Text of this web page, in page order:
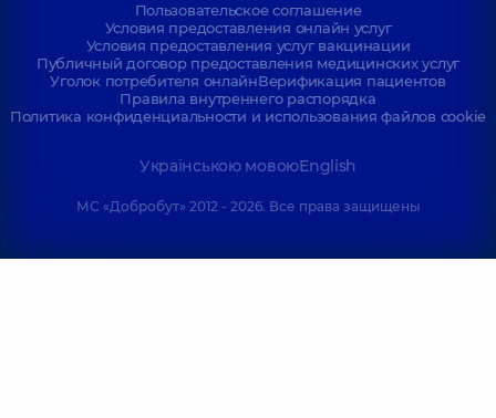
Пользовательское соглашение
Условия предоставления онлайн услуг
Условия предоставления услуг вакцинации
Публичный договор предоставления медицинских услуг
Уголок потребителя онлайнВерификация пациентов
Правила внутреннего распорядка
Политика конфиденциальности и использования файлов cookie
Українською мовоюEnglish
МС «Добробут» 2012 - 2026. Все права защищены